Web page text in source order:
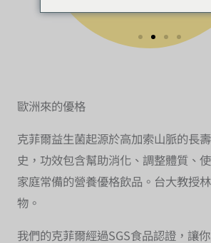
歐洲來的優格
克菲爾益生菌起源於高加索山脈的長
史，功效包含幫助消化、調整體質、
家庭常備的營養優格飲品。台大教授
物。
我們的克菲爾經過SGS食品認證，讓